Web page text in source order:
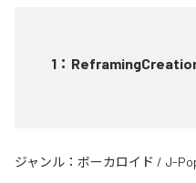
1 ：
ジャンル： ボーカロイド / J-